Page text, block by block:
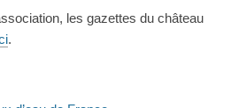
les gazettes du château
.